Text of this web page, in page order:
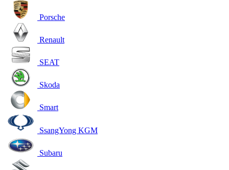
Porsche
Renault
SEAT
Skoda
Smart
SsangYong KGM
Subaru